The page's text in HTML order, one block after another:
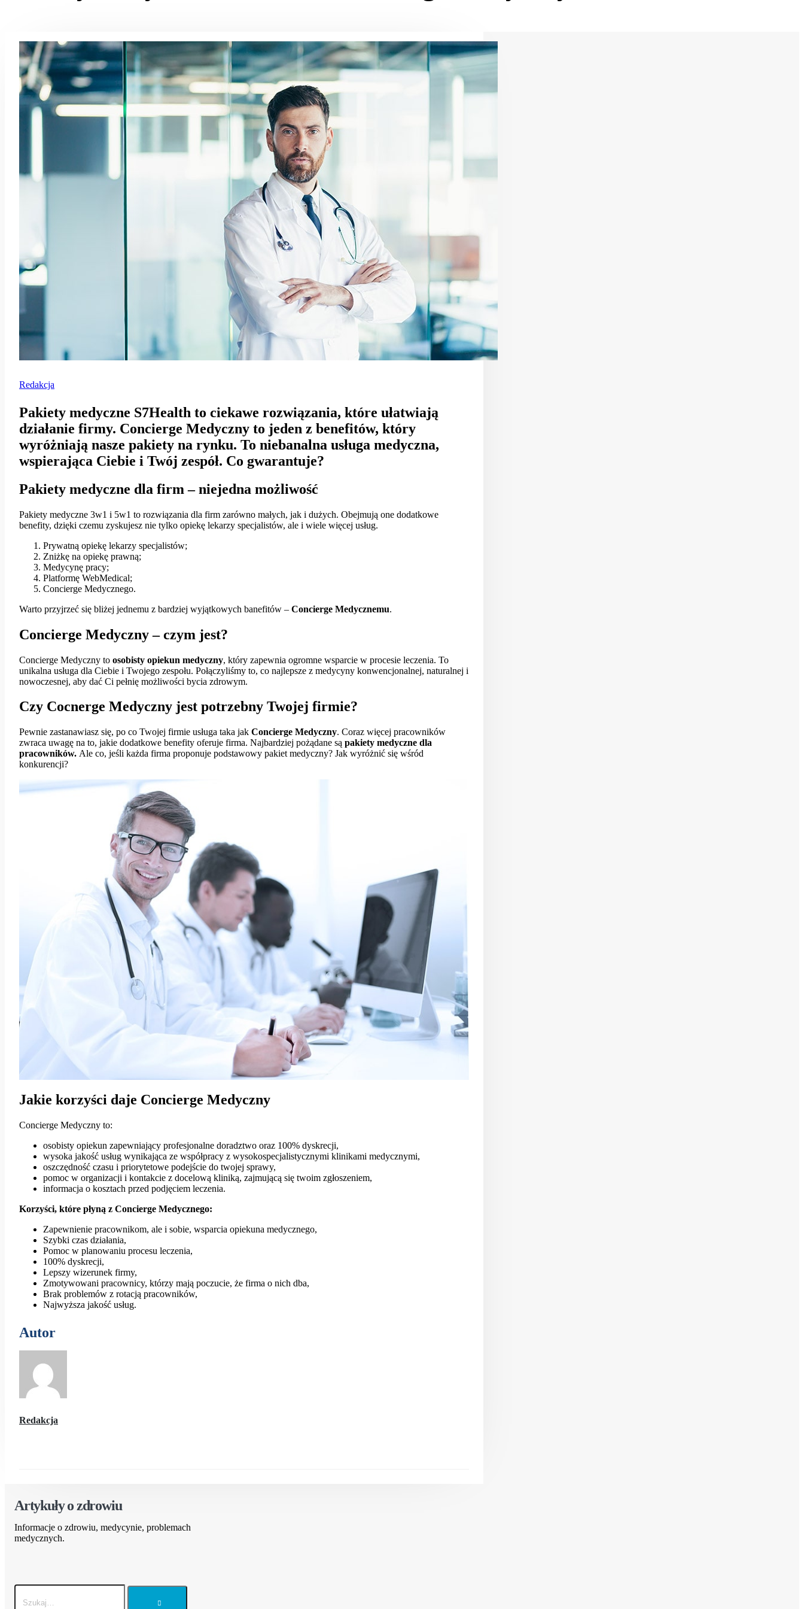
Redakcja
Pakiety medyczne S7Health to ciekawe rozwiązania, które ułatwiają
działanie firmy. Concierge Medyczny to jeden z benefitów, który
wyróżniają nasze pakiety na rynku. To niebanalna usługa medyczna,
wspierająca Ciebie i Twój zespół. Co gwarantuje?
Pakiety medyczne dla firm – niejedna możliwość
Pakiety medyczne 3w1 i 5w1 to rozwiązania dla firm zarówno małych, jak i dużych. Obejmują one dodatkowe
benefity, dzięki czemu zyskujesz nie tylko opiekę lekarzy specjalistów, ale i wiele więcej usług.
Prywatną opiekę lekarzy specjalistów;
Zniżkę na opiekę prawną;
Medycynę pracy;
Platformę WebMedical;
Concierge Medycznego.
Warto przyjrzeć się bliżej jednemu z bardziej wyjątkowych banefitów – Concierge Medycznemu.
Concierge Medyczny – czym jest?
Concierge Medyczny to osobisty opiekun medyczny, który zapewnia ogromne wsparcie w procesie leczenia. To
unikalna usługa dla Ciebie i Twojego zespołu. Połączyliśmy to, co najlepsze z medycyny konwencjonalnej, naturalnej i
nowoczesnej, aby dać Ci pełnię możliwości bycia zdrowym.
Czy Cocnerge Medyczny jest potrzebny Twojej firmie?
Pewnie zastanawiasz się, po co Twojej firmie usługa taka jak Concierge Medyczny. Coraz więcej pracowników
zwraca uwagę na to, jakie dodatkowe benefity oferuje firma. Najbardziej pożądane są pakiety medyczne dla
pracowników. Ale co, jeśli każda firma proponuje podstawowy pakiet medyczny? Jak wyróżnić się wśród
konkurencji?
Jakie korzyści daje Concierge Medyczny
Concierge Medyczny to:
osobisty opiekun zapewniający profesjonalne doradztwo oraz 100% dyskrecji,
wysoka jakość usług wynikająca ze współpracy z wysokospecjalistycznymi klinikami medycznymi,
oszczędność czasu i priorytetowe podejście do twojej sprawy,
pomoc w organizacji i kontakcie z docelową kliniką, zajmującą się twoim zgłoszeniem,
informacja o kosztach przed podjęciem leczenia.
Korzyści, które płyną z Concierge Medycznego:
Zapewnienie pracownikom, ale i sobie, wsparcia opiekuna medycznego,
Szybki czas działania,
Pomoc w planowaniu procesu leczenia,
100% dyskrecji,
Lepszy wizerunek firmy,
Zmotywowani pracownicy, którzy mają poczucie, że firma o nich dba,
Brak problemów z rotacją pracowników,
Najwyższa jakość usług.
Autor
Redakcja
Artykuły o zdrowiu
Informacje o zdrowiu, medycynie, problemach
medycznych.